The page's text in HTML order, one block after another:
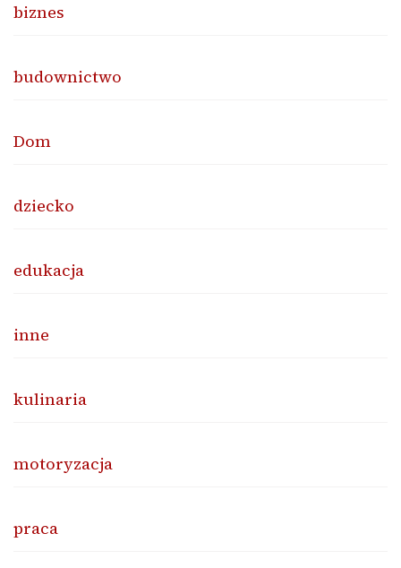
biznes
budownictwo
Dom
dziecko
edukacja
inne
kulinaria
motoryzacja
praca